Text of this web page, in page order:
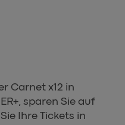
Carnet x12 in
sparen Sie auf
Ihre Tickets in